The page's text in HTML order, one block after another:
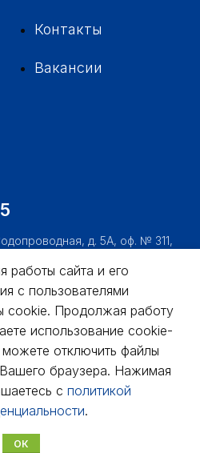
Контакты
Вакансии
д. 5А, оф. № 311,
1998 - 2025г.
работы сайта и его
с пользователями
cookie. Продолжая работу
использование cookie-
отключить файлы
браузера. Нажимая
с политикой
.
ОК